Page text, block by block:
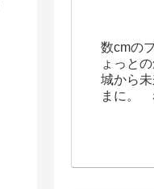
数cmの
ょっと
城から
まに。